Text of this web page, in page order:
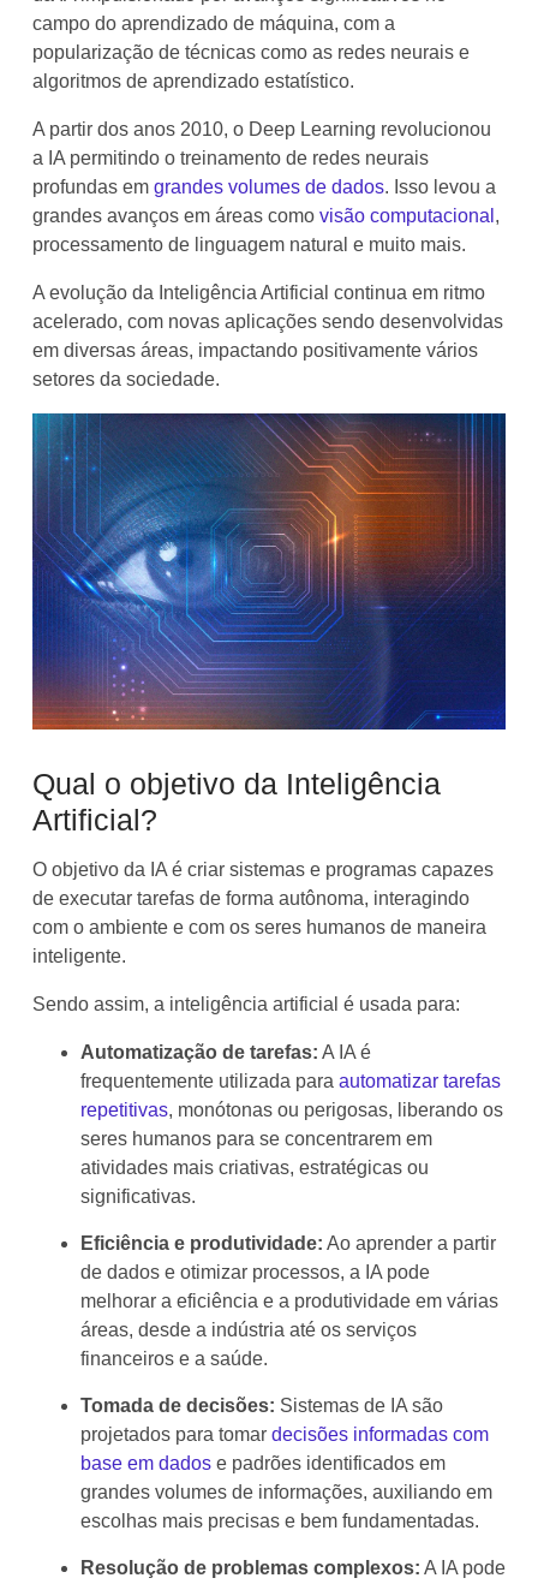
campo do aprendizado de máquina, com a
popularização de técnicas como as redes neurais e
algoritmos de aprendizado estatístico.
A partir dos anos 2010, o Deep Learning revolucionou
a IA permitindo o treinamento de redes neurais
profundas em grandes volumes de dados. Isso levou a
grandes avanços em áreas como visão computacional ,
processamento de linguagem natural e muito mais.
A evolução da Inteligência Artificial continua em ritmo
acelerado, com novas aplicações sendo desenvolvidas
em diversas áreas, impactando positivamente vários
setores da sociedade.
Qual o objetivo da Inteligência
Artificial?
O objetivo da IA é criar sistemas e programas capazes
de executar tarefas de forma autônoma, interagindo
com o ambiente e com os seres humanos de maneira
inteligente.
Sendo assim, a inteligência artificial é usada para:
Automatização de tarefas: A IA é
frequentemente utilizada para automatizar tarefas
repetitivas, monótonas ou perigosas, liberando os
seres humanos para se concentrarem em
atividades mais criativas, estratégicas ou
significativas.
Eficiência e produtividade: Ao aprender a partir
de dados e otimizar processos, a IA pode
melhorar a eficiência e a produtividade em várias
áreas, desde a indústria até os serviços
financeiros e a saúde.
Tomada de decisões: Sistemas de IA são
projetados para tomar decisões informadas com
base em dados e padrões identificados em
grandes volumes de informações, auxiliando em
escolhas mais precisas e bem fundamentadas.
Resolução de problemas complexos: A IA pode